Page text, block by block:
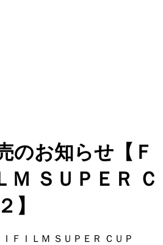
のお知らせ【Ｆ
Ｍ ＳＵＰＥＲ Ｃ
】
ＩＦＩＬＭ ＳＵＰＥＲ ＣＵＰ